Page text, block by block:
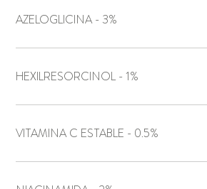
AZELOGLICINA - 3%
HEXILRESORCINOL - 1%
VITAMINA C ESTABLE - 0.5%